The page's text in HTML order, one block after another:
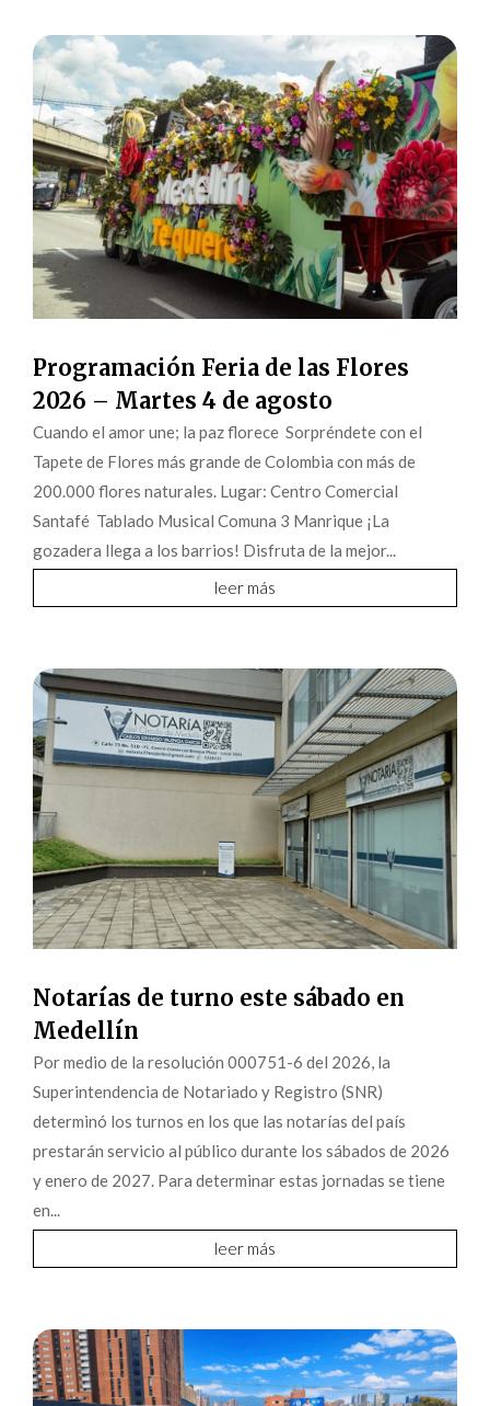
Programación Feria de las Flores
2026 – Martes 4 de agosto
Cuando el amor une; la paz florece Sorpréndete con el
Tapete de Flores más grande de Colombia con más de
200.000 flores naturales. Lugar: Centro Comercial
Santafé Tablado Musical Comuna 3 Manrique ¡La
gozadera llega a los barrios! Disfruta de la mejor...
leer más
Notarías de turno este sábado en
Medellín
Por medio de la resolución 000751-6 del 2026, la
Superintendencia de Notariado y Registro (SNR)
determinó los turnos en los que las notarías del país
prestarán servicio al público durante los sábados de 2026
y enero de 2027. Para determinar estas jornadas se tiene
en...
leer más